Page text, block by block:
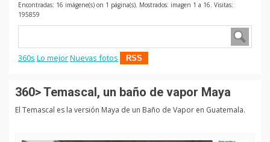
Encontradas: 16 imágene(s) on 1 página(s). Mostrados: imagen 1 a 16. Visitas:
195859
360s Lo mejorNuevas fotos RSS
360> Temascal, un baño de vapor Maya
El Temascal es la versión Maya de un Baño de Vapor en Guatemala.